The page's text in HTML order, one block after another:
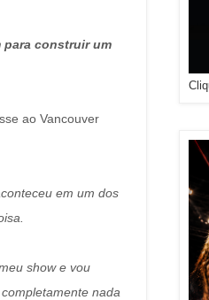
para construir um
ao Vancouver
em um dos
show e vou
nada